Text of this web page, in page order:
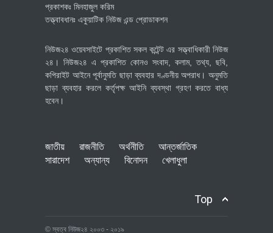
প্রকাশকঃ মিনহাজুল করিম
তত্ত্বাবধানঃ একুয়াটিক নিউজ এন্ড প্রোডাকশন
নিউজ২৪ ওয়েবসাইটে প্রকাশিত সকল কন্টেন্ট এর সত্ত্বাধিকারী নিউজ
২৪। নিউজ২৪ এ প্রকাশিত কোনও সংবাদ, কলাম, তথ্য, ছবি,
কপিরাইট আইনে পূর্বানুমতি ছাড়া ব্যবহার দণ্ডনীয় অপরাধ। অনুমতি
ছাড়া ব্যবহার করলে কর্তৃপক্ষ আইনি ব্যবস্থা গ্রহণ করতে বাধ্য
হবেন।
জাতীয় রাজনীতি অর্থনীতি
আন্তর্জাতিক
সারাদেশ
অন্যান্য বিনোদন খেলাধুলা
Top
© স্বত্ব নিউজ২৪ ২০০৩ - ২০১৯